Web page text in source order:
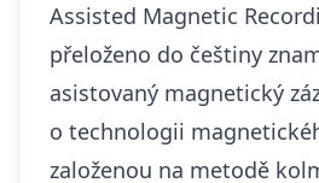
Assisted Magnetic
přeloženo do češtiny
asistovaný magnetický
o technologii
založenou na metodě